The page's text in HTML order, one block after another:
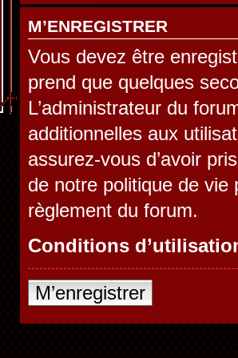
M’ENREGISTRER
Vous devez être
prend que quelques
L’administrateur du
additionnelles aux
assurez-vous d’avoir
de notre politique de vie
règlement du forum.
Conditions
M’enregistrer